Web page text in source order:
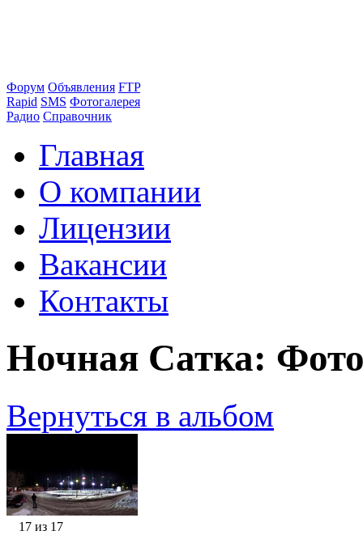
Форум Объявления FTP
Rapid SMS Фотогалерея
Радио Справочник
Главная
О компании
Лицензии
Вакансии
Контакты
Ночная Сатка:
Вернуться в альбом
17 из 17